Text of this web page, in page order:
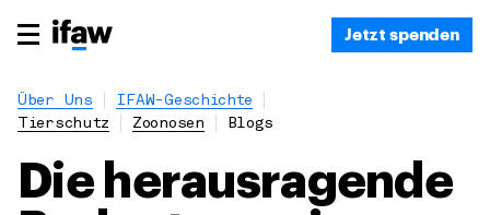
Jetzt spenden
Über Uns
IFAW-Geschichte
Tierschutz
Zoonosen Blogs
Die herausragende